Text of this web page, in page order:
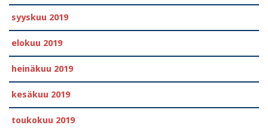
syyskuu 2019
elokuu 2019
heinäkuu 2019
kesäkuu 2019
toukokuu 2019